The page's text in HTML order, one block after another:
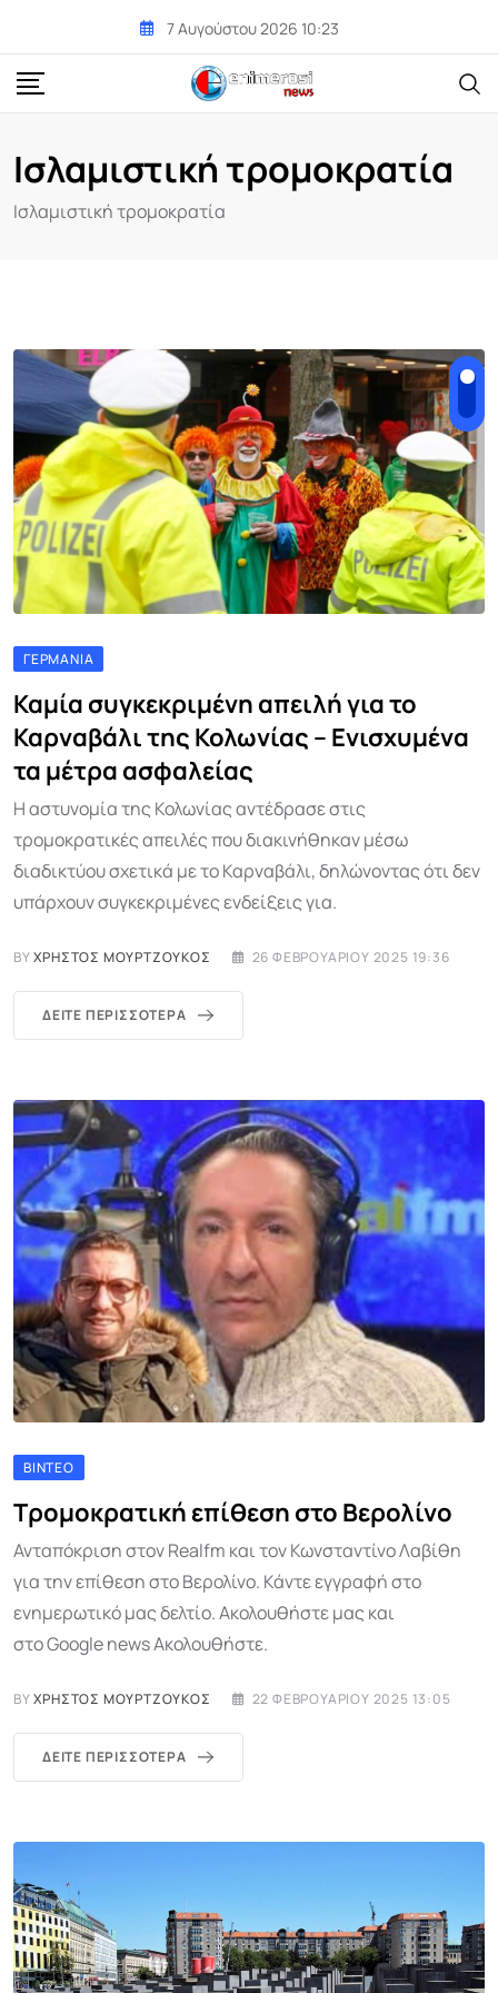
content
7 Αυγούστου 2026 10:23
Ισλαμιστική τρομοκρατία
Ισλαμιστική τρομοκρατία
ΓΕΡΜΑΝΊΑ
Καμία συγκεκριμένη απειλή για το
Καρναβάλι της Κολωνίας – Ενισχυμένα
τα μέτρα ασφαλείας
Η αστυνομία της Κολωνίας αντέδρασε στις
τρομοκρατικές απειλές που διακινήθηκαν μέσω
διαδικτύου σχετικά με το Καρναβάλι, δηλώνοντας ότι δεν
υπάρχουν συγκεκριμένες ενδείξεις για.
BYΧΡΉΣΤΟΣ ΜΟΥΡΤΖΟΎΚΟΣ 26 ΦΕΒΡΟΥΑΡΊΟΥ 2025 19:36
ΔΕΊΤΕ ΠΕΡΙΣΣΌΤΕΡΑ
ΒΊΝΤΕΟ
Τρομοκρατική επίθεση στο Βερολίνο
Ανταπόκριση στον Realfm και τον Κωνσταντίνο Λαβίθη
για την επίθεση στο Βερολίνο. Κάντε εγγραφή στο
ενημερωτικό μας δελτίο. Ακολουθήστε μας και
στο Google news Ακολουθήστε.
BYΧΡΉΣΤΟΣ ΜΟΥΡΤΖΟΎΚΟΣ 22 ΦΕΒΡΟΥΑΡΊΟΥ 2025 13:05
ΔΕΊΤΕ ΠΕΡΙΣΣΌΤΕΡΑ